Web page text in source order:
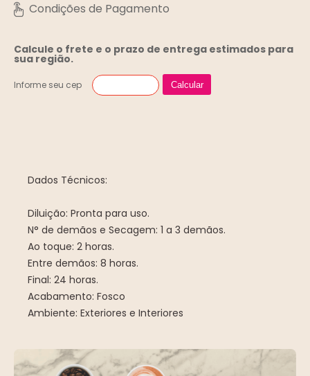
Calcule o frete e o prazo de entrega estimados para
sua região.
Informe seu cep Calcular
Dados Técnicos:
Diluição: Pronta para uso.
N° de demãos e Secagem: 1 a 3 demãos.
Ao toque: 2 horas.
Entre demãos: 8 horas.
Final: 24 horas.
Acabamento: Fosco
Ambiente: Exteriores e Interiores